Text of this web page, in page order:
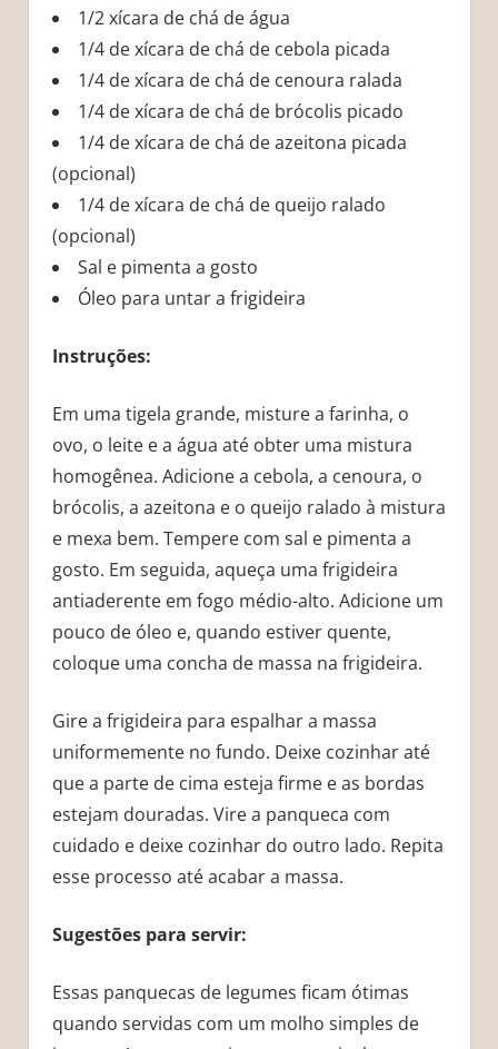
1/2 xícara de chá de água
1/4 de xícara de chá de cebola picada
1/4 de xícara de chá de cenoura ralada
1/4 de xícara de chá de brócolis picado
1/4 de xícara de chá de azeitona picada
(opcional)
1/4 de xícara de chá de queijo ralado
(opcional)
Sal e pimenta a gosto
Óleo para untar a frigideira
Instruções:
Em uma tigela grande, misture a farinha, o
ovo, o leite e a água até obter uma mistura
homogênea. Adicione a cebola, a cenoura, o
brócolis, a azeitona e o queijo ralado à mistura
e mexa bem. Tempere com sal e pimenta a
gosto. Em seguida, aqueça uma frigideira
antiaderente em fogo médio-alto. Adicione um
pouco de óleo e, quando estiver quente,
coloque uma concha de massa na frigideira.
Gire a frigideira para espalhar a massa
uniformemente no fundo. Deixe cozinhar até
que a parte de cima esteja firme e as bordas
estejam douradas. Vire a panqueca com
cuidado e deixe cozinhar do outro lado. Repita
esse processo até acabar a massa.
Sugestões para servir:
Essas panquecas de legumes ficam ótimas
quando servidas com um molho simples de